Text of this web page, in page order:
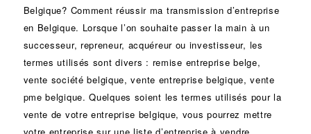
Belgique? Comment réussir ma transmission d’entreprise
en Belgique. Lorsque l’on souhaite passer la main à un
successeur, repreneur, acquéreur ou investisseur, les
termes utilisés sont divers : remise entreprise belge,
vente société belgique, vente entreprise belgique, vente
pme belgique. Quelques soient les termes utilisés pour la
vente de votre entreprise belgique, vous pourrez mettre